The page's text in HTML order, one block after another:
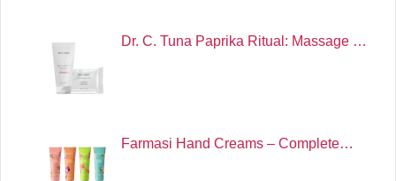
Dr. C. Tuna Paprika Ritual: Massage …
Farmasi Hand Creams – Complete…